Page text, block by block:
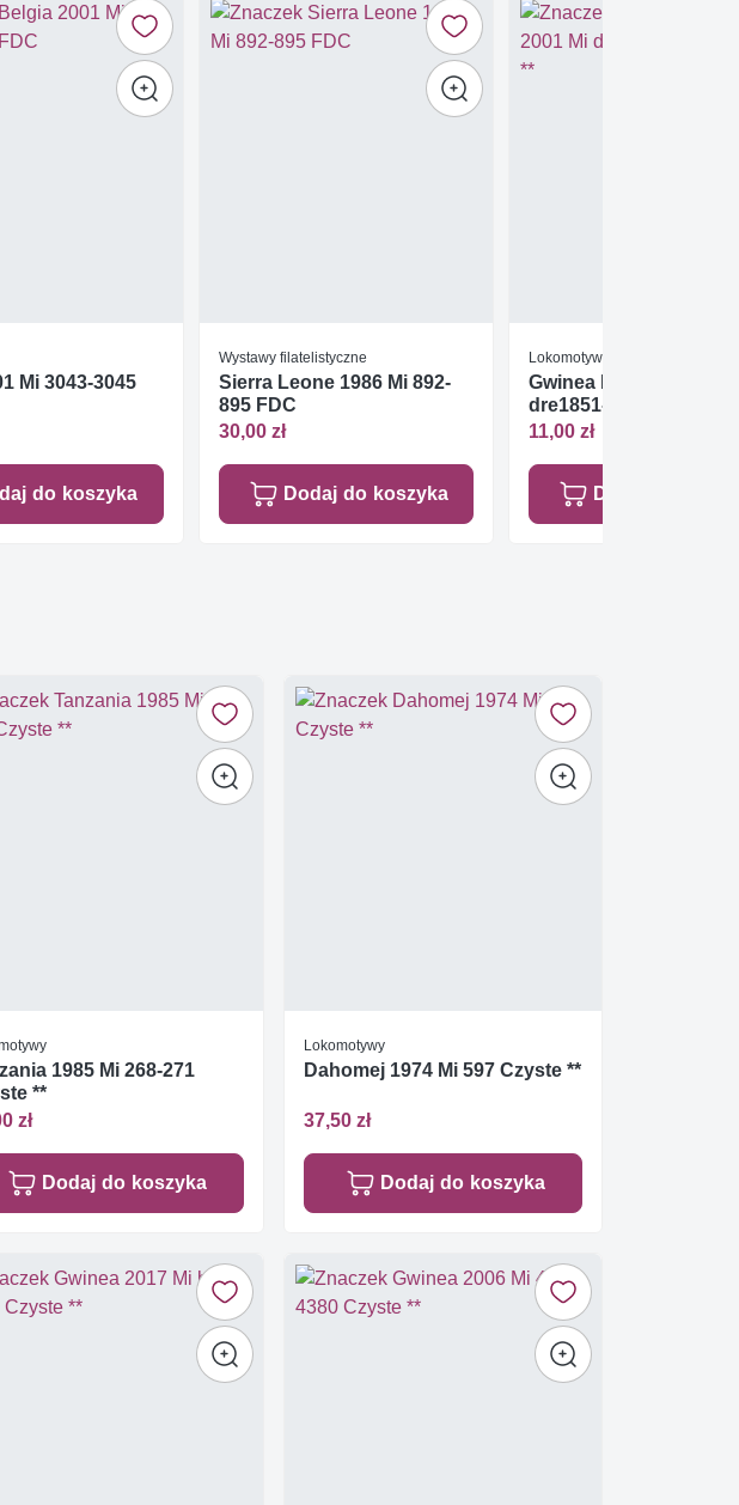
Mi 3043-3045
do koszyka
Wystawy filatelistyczne
Sierra Leone 1986 Mi 892-
895 FDC
30,00 zł
Dodaj do koszyka
Lokomotywy
Gwinea Bissau 2001 Mi
dre1851-1853 Czyste **
11,00 zł
Dodaj do
1985 Mi 268-271
**
zł
Dodaj do koszyka
Lokomotywy
Dahomej 1974 Mi 597 Czyste **
37,50 zł
Dodaj do koszyka